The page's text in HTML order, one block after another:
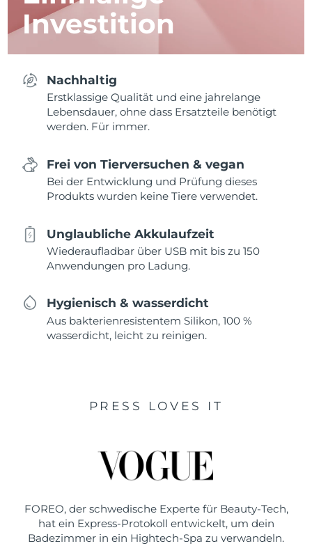
Investition
Nachhaltig
Erstklassige Qualität und eine jahrelange
Lebensdauer, ohne dass Ersatzteile benötigt
werden. Für immer.
Frei von Tierversuchen & vegan
Bei der Entwicklung und Prüfung dieses
Produkts wurden keine Tiere verwendet.
Unglaubliche Akkulaufzeit
Wiederaufladbar über USB mit bis zu 150
Anwendungen pro Ladung.
Hygienisch & wasserdicht
Aus bakterienresistentem Silikon, 100 %
wasserdicht, leicht zu reinigen.
PRESS LOVES IT
FOREO, der schwedische Experte für Beauty-Tech,
hat ein Express-Protokoll entwickelt, um dein
Badezimmer in ein Hightech-Spa zu verwandeln.